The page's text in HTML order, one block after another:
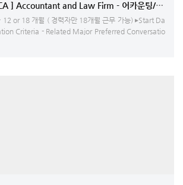
] Accountant and Law Firm - 어카운팅/영상 편
or 18 개월 ( 경력자만 18개월 근무 가능) ▸Start Da
Criteria - Related Major Preferred Conversatio